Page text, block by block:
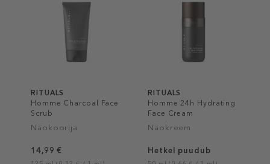
RITUALS
Homme Charcoal Face
Scrub
Näokoorija
14,99 €
RITUALS
Homme 24h Hydrating
Face Cream
Näokreem
Hetkel puudub